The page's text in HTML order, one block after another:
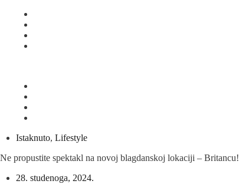
Istaknuto,Lifestyle
Ne propustite spektakl na novoj blagdanskoj lokaciji – Britancu!
28. studenoga, 2024.